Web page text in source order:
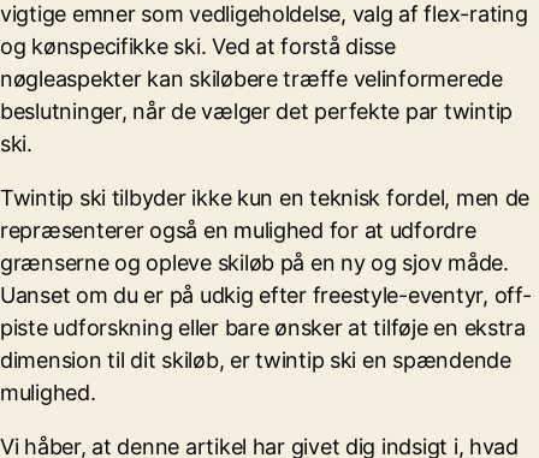
vigtige emner som vedligeholdelse, valg af flex-rating
og kønspecifikke ski. Ved at forstå disse
nøgleaspekter kan skiløbere træffe velinformerede
beslutninger, når de vælger det perfekte par twintip
ski.
Twintip ski tilbyder ikke kun en teknisk fordel, men de
repræsenterer også en mulighed for at udfordre
grænserne og opleve skiløb på en ny og sjov måde.
Uanset om du er på udkig efter freestyle-eventyr, off-
piste udforskning eller bare ønsker at tilføje en ekstra
dimension til dit skiløb, er twintip ski en spændende
mulighed.
Vi håber, at denne artikel har givet dig indsigt i, hvad